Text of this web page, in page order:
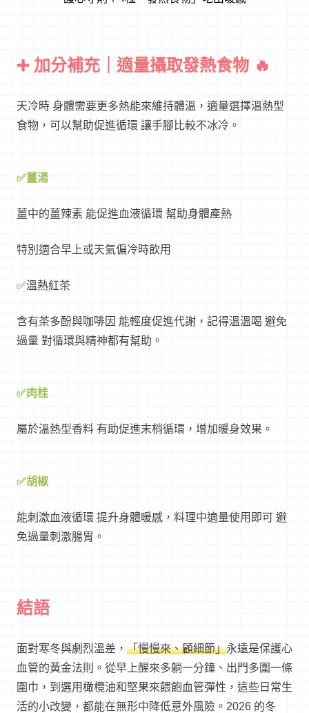
➕ 加分補充｜適量攝取發熱食物 🔥
天冷時 身體需要更多熱能來維持體溫，適量選擇溫熱型
食物，可以幫助促進循環 讓手腳比較不冰冷。
✅薑湯
薑中的薑辣素 能促進血液循環 幫助身體產熱
特別適合早上或天氣偏冷時飲用
✅溫熱紅茶
含有茶多酚與咖啡因 能輕度促進代謝，記得溫溫喝 避免
過量 對循環與精神都有幫助。
✅肉桂
屬於溫熱型香料 有助促進末梢循環，增加暖身效果。
✅胡椒
能刺激血液循環 提升身體暖感，料理中適量使用即可 避
免過量刺激腸胃。
結語
面對寒冬與劇烈溫差， 「慢慢來、顧細節」永遠是保護心
血管的黃金法則。從早上醒來多躺一分鐘、出門多圍一條
圍巾，到選用橄欖油和堅果來餵飽血管彈性，這些日常生
活的小改變，都能在無形中降低意外風險。2026 的冬